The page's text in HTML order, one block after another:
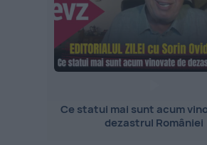
Ce statui mai sunt acum
dezastrul României